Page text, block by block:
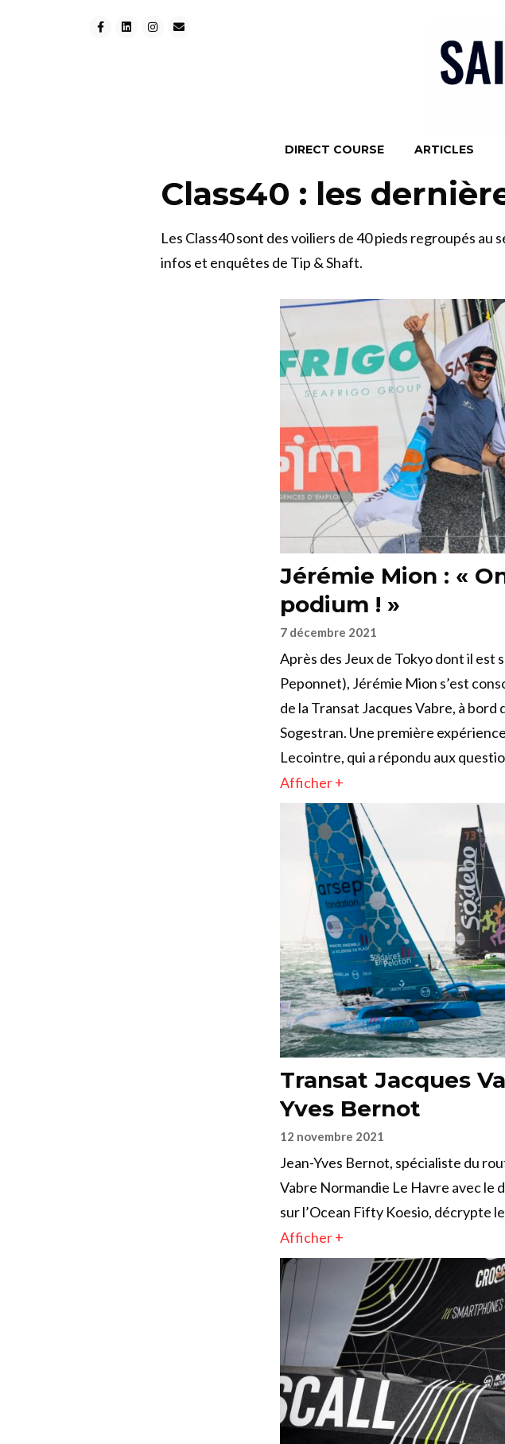
DIRECT COURSE ARTICLES
Class40 : les
Les Class40 sont des voiliers de 40 pieds regroupés au
infos et enquêtes de Tip & Shaft.
Jérémie Mion : «
podium ! »
7 décembre 2021
Après des Jeux de Tokyo dont il est
Peponnet), Jérémie Mion s’est
de la Transat Jacques Vabre, à bord
Sogestran. Une première
Lecointre, qui a répondu aux
Afficher +
Transat Jacques
Yves Bernot
12 novembre 2021
Jean-Yves Bernot, spécialiste du
Vabre Normandie Le Havre avec le
sur l’Ocean Fifty Koesio, décrypte
Afficher +